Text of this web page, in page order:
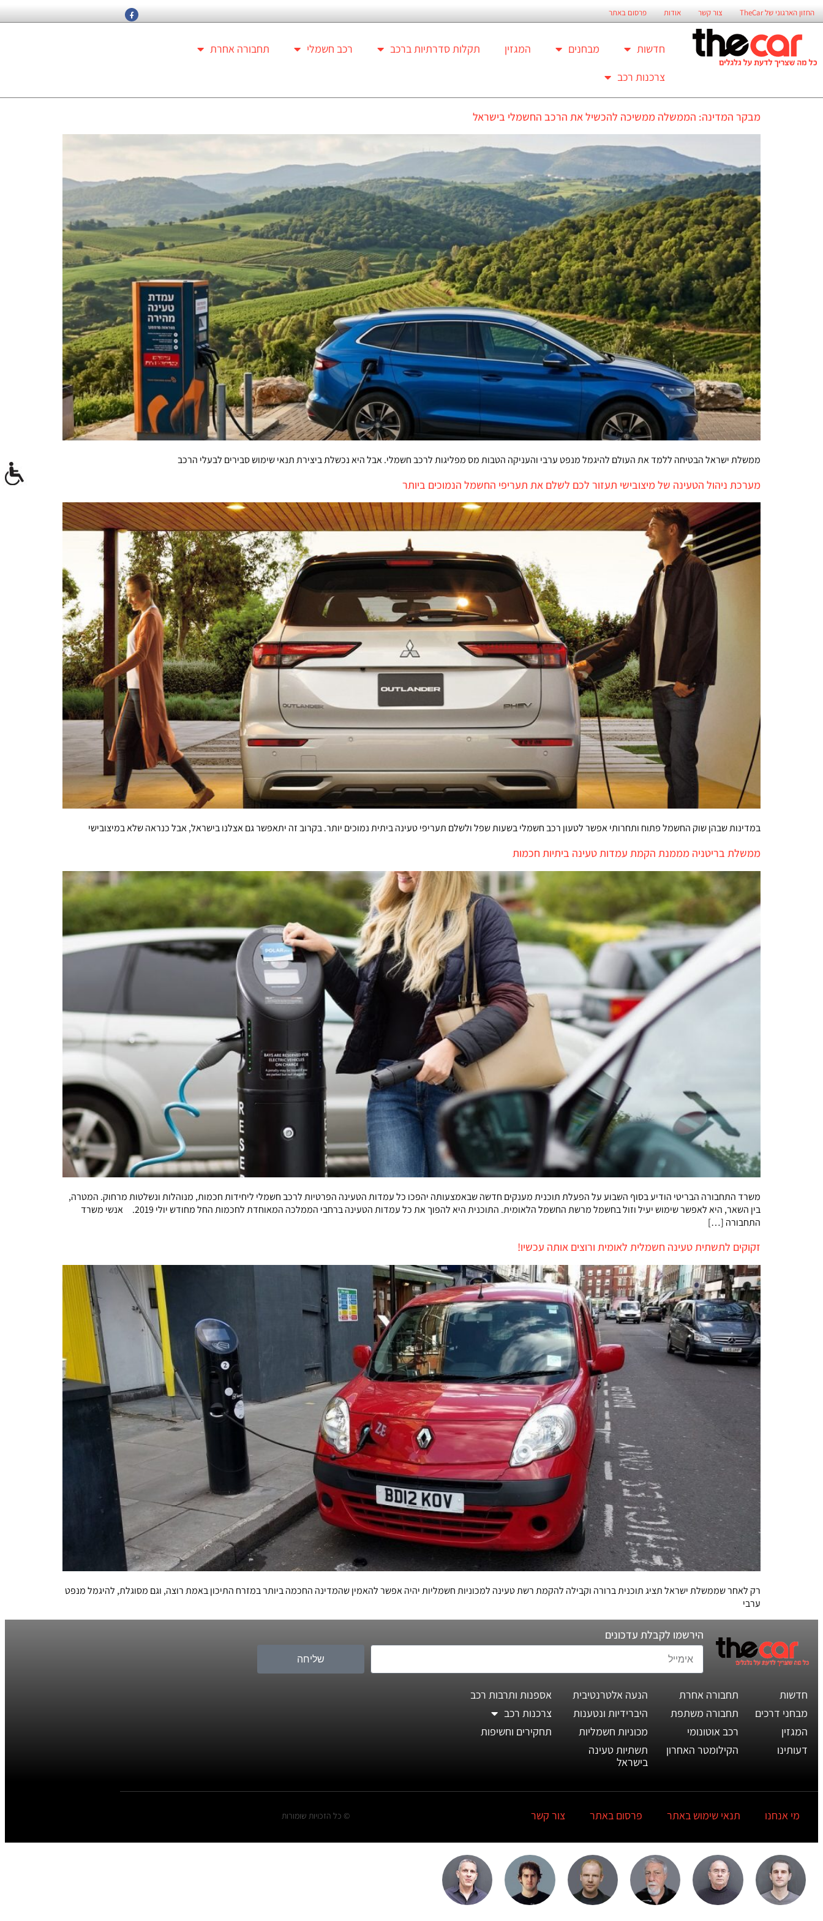
החזון הארגוני של TheCar צור קשר אודות פרסום באתר
חדשות מבחנים המגזין תקלות סדרתיות ברכב רכב חשמלי
תחבורה אחרת
צרכנות רכב
מבקר המדינה: הממשלה ממשיכה להכשיל את הרכב החשמלי בישראל
ממשלת ישראל הבטיחה ללמד את העולם להיגמל מנפט ערבי והעניקה הטבות מס מפליגות לרכב חשמלי. אבל היא נכשלת ביצירת תנאי שימוש סבירים לבעלי הרכב
מערכת ניהול הטעינה של מיצובישי תעזור לכם לשלם את תעריפי החשמל הנמוכים ביותר
במדינות שבהן שוק החשמל פתוח ותחרותי אפשר לטעון רכב חשמלי בשעות שפל ולשלם תעריפי טעינה ביתית נמוכים יותר. בקרוב זה יתאפשר גם אצלנו בישראל, אבל כנראה שלא במיצובישי
ממשלת בריטניה מממנת הקמת עמדות טעינה ביתיות חכמות
משרד התחבורה הבריטי הודיע בסוף השבוע על הפעלת תוכנית מענקים חדשה שבאמצעותה יהפכו כל עמדות הטעינה הפרטיות לרכב חשמלי ליחידות חכמות, מנוהלות ונשלטות מרחוק. המטרה,
בין השאר, היא לאפשר שימוש יעיל וזול בחשמל מרשת החשמל הלאומית. התוכנית היא להפוך את כל עמדות הטעינה ברחבי הממלכה המאוחדת לחכמות החל מחודש יולי 2019. אנשי משרד
התחבורה […]
זקוקים לתשתית טעינה חשמלית לאומית ורוצים אותה עכשיו!
רק לאחר שממשלת ישראל תציג תוכנית ברורה וקבילה להקמת רשת טעינה למכוניות חשמליות יהיה אפשר להאמין שהמדינה החכמה ביותר במזרח התיכון באמת רוצה, וגם מסוגלת, להיגמל מנפט
ערבי
הירשמו לקבלת עדכונים
שליחה
חדשות
מבחני דרכים
המגזין
דעותינו
תחבורה אחרת
תחבורה משתפת
רכב אוטונומי
הקילומטר האחרון
הנעה אלטרנטיבית
היברידיות ונטענות
מכוניות חשמליות
תשתיות טעינה
בישראל
אספנות ותרבות רכב
צרכנות רכב
תחקירים וחשיפות
מי אנחנו תנאי שימוש באתר פרסום באתר צור קשר © כל הזכויות שומורות